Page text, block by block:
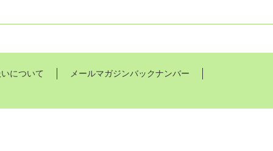
について
メールマガジンバックナンバー